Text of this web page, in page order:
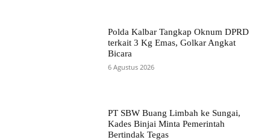
Polda Kalbar Tangkap Oknum DPRD
terkait 3 Kg Emas, Golkar Angkat
Bicara
6 Agustus 2026
PT SBW Buang Limbah ke Sungai,
Kades Binjai Minta Pemerintah
Bertindak Tegas